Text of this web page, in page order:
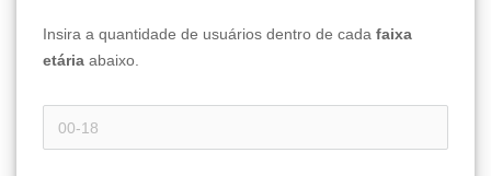
Insira a quantidade de usuários dentro de cada faixa
etária abaixo.